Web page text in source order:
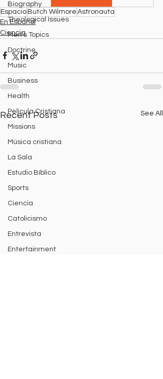
Biography
Theological Issues
Men's Topics
Doctrine
Music
Business
Health
Película Cristiana
Missions
Música cristiana
La Sala
Estudio Bíblico
Sports
Ciencia
Catolicismo
Entrevista
Entertainment
EspacioButch Wilmore Astronauta
En Español
Ciencia
Recent Posts See All